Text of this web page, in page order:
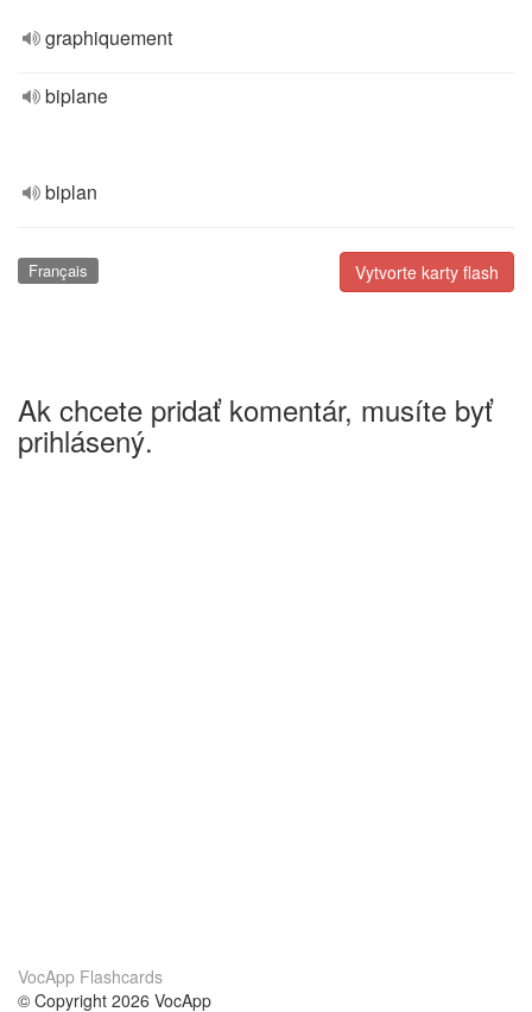
graphiquement
biplane
biplan
Vytvorte karty flash
Français
Ak chcete pridať komentár, musíte byť
prihlásený.
VocApp Flashcards
© Copyright 2026 VocApp